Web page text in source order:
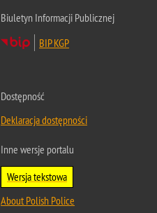
Biuletyn Informacji Publicznej
BIP KGP
Dostępność
Deklaracja dostępności
Inne wersje portalu
Wersja tekstowa
About Polish Police